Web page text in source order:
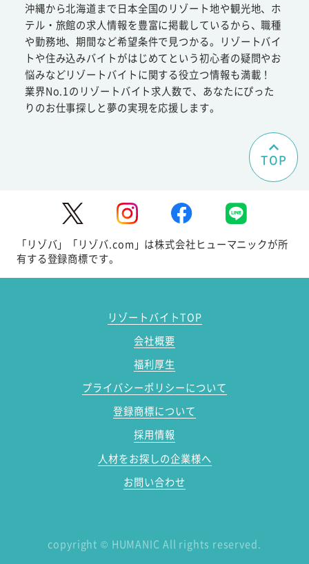
沖縄から北海道まで日本全国のリゾート地や観光地、ホ
テル・旅館の求人情報を豊富に掲載しているから、職種
や勤務地、期間など希望条件で見つかる。リゾートバイ
トや住み込みバイトがはじめてという初心者の疑問やお
悩みなどリゾートバイトに関する役立つ情報も満載！
業界No.1のリゾートバイト求人数で、あなたにぴった
りのお仕事探しと夢の実現を応援します。
TOP
「リゾバ」「リゾバ.com」は株式会社ヒューマニックが所
有する登録商標です。
リゾートバイトTOP
会社概要
福利厚生
プライバシーポリシーについて
登録商標について
採用情報
人材をお探しの企業様へ
お問い合わせ
copyright © HUMANIC All rights reserved.